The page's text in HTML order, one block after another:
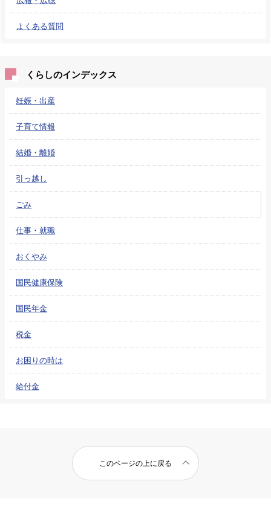
よくある質問
くらしのインデックス
妊娠・出産
子育て情報
結婚・離婚
引っ越し
ごみ
仕事・就職
おくやみ
国民健康保険
国民年金
税金
お困りの時は
給付金
このページの上に戻る